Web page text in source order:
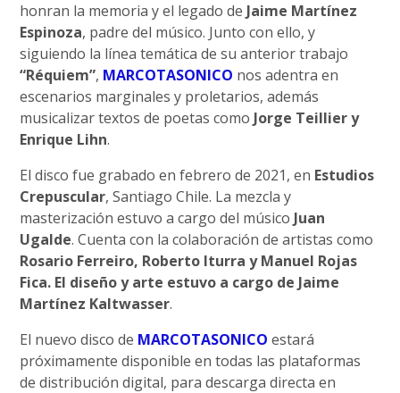
honran la memoria y el legado de Jaime Martínez
Espinoza, padre del músico. Junto con ello, y
siguiendo la línea temática de su anterior trabajo
“Réquiem”, MARCOTASONICO nos adentra en
escenarios marginales y proletarios, además
musicalizar textos de poetas como Jorge Teillier y
Enrique Lihn.
El disco fue grabado en febrero de 2021, en Estudios
Crepuscular, Santiago Chile. La mezcla y
masterización estuvo a cargo del músico Juan
Ugalde. Cuenta con la colaboración de artistas como
Rosario Ferreiro, Roberto Iturra y Manuel Rojas
Fica. El diseño y arte estuvo a cargo de Jaime
Martínez Kaltwasser.
El nuevo disco de MARCOTASONICO estará
próximamente disponible en todas las plataformas
de distribución digital, para descarga directa en